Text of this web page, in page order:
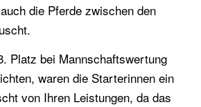
die Pferde zwischen den
Platz bei Mannschaftswertung
waren die Starterinnen ein
von Ihren Leistungen, da das